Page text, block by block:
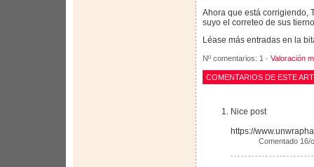
Ahora que está corrigiendo,
suyo el correteo de sus
Léase más entradas en la
Nº comentarios: 1 · Valoración
COMENTARIOS DE ESTE
Nice post
https://
Comentado 16/